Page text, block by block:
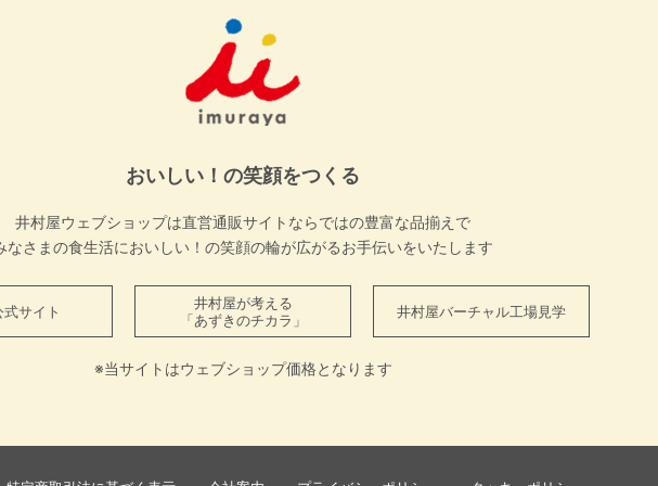
おいしい！の笑顔をつくる
井村屋ウェブショップは直営通販サイトならではの豊富な品揃えで
なさまの食生活においしい！の笑顔の輪が広がるお手伝いをいたします
サイト
井村屋が考える
「あずきのチカラ」
井村屋バーチャル工場見学
※当サイトはウェブショップ価格となります